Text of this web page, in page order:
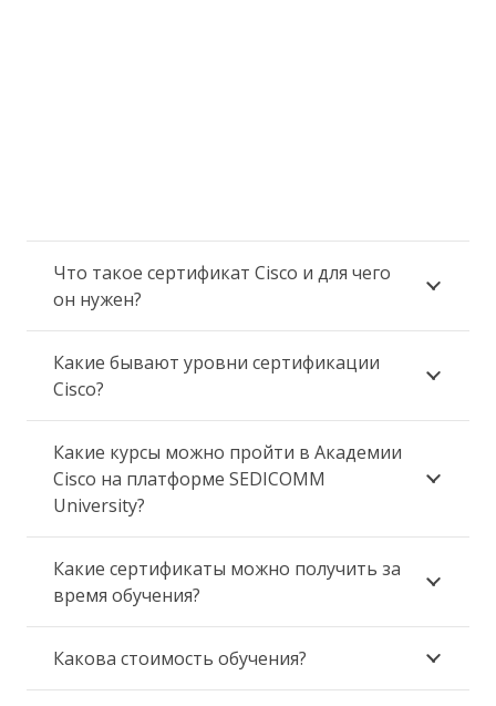
Что такое сертификат Cisco и для чего
он нужен?
Какие бывают уровни сертификации
Cisco?
Какие курсы можно пройти в Академии
Cisco на платформе SEDICOMM
University?
Какие сертификаты можно получить за
время обучения?
Какова стоимость обучения?